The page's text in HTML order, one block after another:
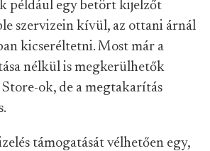
például egy betört kijelzőt
szervizein kívül, az ottani árnál
kicseréltetni. Most már a
nélkül is megkerülhetők
ok, de a megtakarítás
támogatását vélhetően egy,